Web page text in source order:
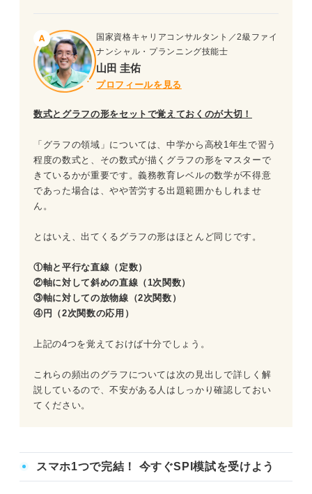
国家資格キャリアコンサルタント／2級ファイ
ナンシャル・プランニング技能士
山田 圭佑
プロフィールを見る
数式とグラフの形をセットで覚えておくのが大切！
「グラフの領域」については、中学から高校1年生で習う
程度の数式と、その数式が描くグラフの形をマスターで
きているかが重要です。義務教育レベルの数学が不得意
であった場合は、やや苦労する出題範囲かもしれませ
ん。
とはいえ、出てくるグラフの形はほとんど同じです。
①軸と平行な直線（定数）
②軸に対して斜めの直線（1次関数）
③軸に対しての放物線（2次関数）
④円（2次関数の応用）
上記の4つを覚えておけば十分でしょう。
これらの頻出のグラフについては次の見出しで詳しく解
説しているので、不安がある人はしっかり確認しておい
てください。
スマホ1つで完結！ 今すぐSPI模試を受けよう
問題4（難易度：★★★☆☆）
問題5（難易度：★★★★☆）
問題6（難易度：★★★★★）
グラフの領域以外の練習問題も解いてみよう！